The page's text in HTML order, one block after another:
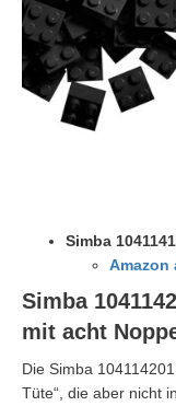
Simba
Amazon
Simba
mit acht
Die Simba
Tüte“, die aber nicht